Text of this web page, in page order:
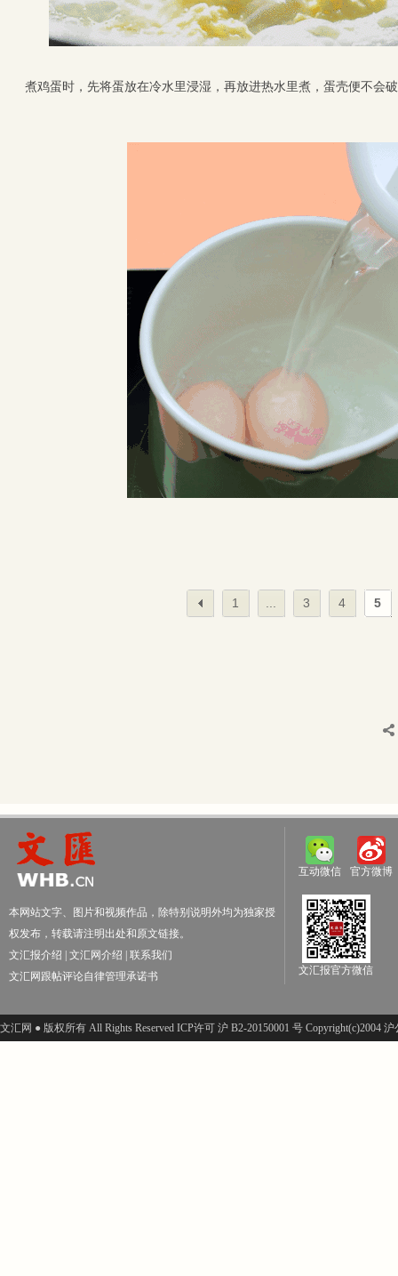
煮鸡蛋时，先将蛋放在冷水里浸湿，再放进热水里煮，蛋壳便不会
1 3 4 5
本网站文字、图片和视频作品，除特别说明外均为独家授
权发布，转载请注明出处和原文链接。
文汇报介绍
文汇网介绍
联系我们
文汇网跟帖评论自律管理承诺书
互动微信 官方微博
文汇报官方微信
文汇网 ● 版权所有 All Rights Reserved ICP许可 沪 B2-20150001 号 Copyright(c)2004